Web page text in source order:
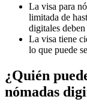
La visa para
limitada de
digitales
La visa tiene
lo que puede
¿Quién
nómadas